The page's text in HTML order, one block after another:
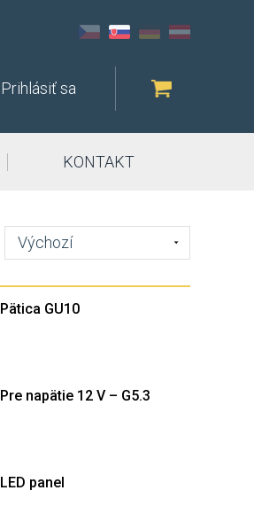
Prihlásiť sa
KONTAKT
Výchozí
Pätica GU10
Pre napätie 12 V – G5.3
LED panel